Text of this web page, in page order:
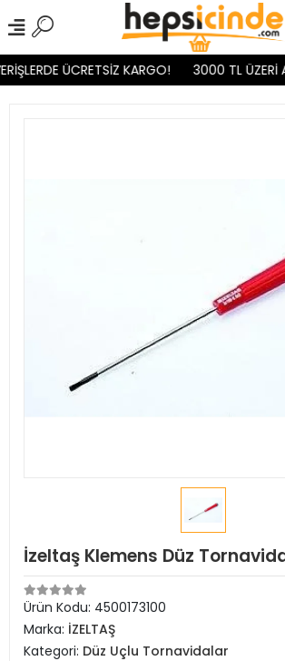
ÜCRETSİZ KARGO! 3000 TL ÜZERİ
İzeltaş Klemens Düz
Ürün Kodu: 4500173100
Marka: İZELTAŞ
Kategori: Düz Uçlu Tornavidalar